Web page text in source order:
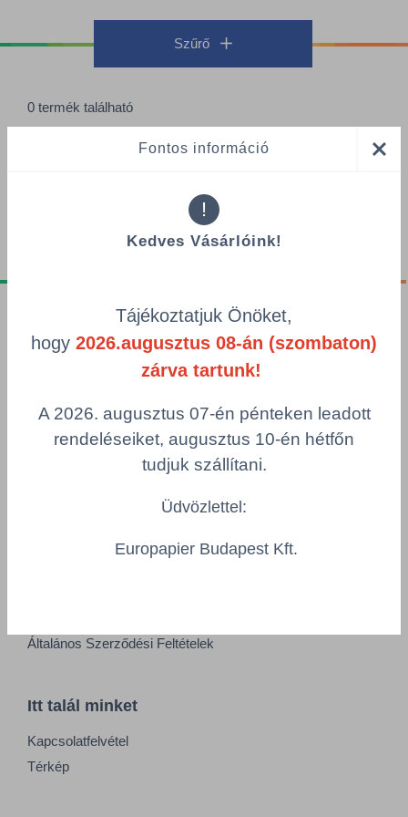
Szűrő
0 termék található
Tájékoztatók
Adatvédelmi nyilatkozat
Adatkezelési tájékoztató
Alapvető munkaügyi szabályok
Visszaélés-bejelentés
Információk
Általános Szerződési Feltételek
Itt talál minket
Kapcsolatfelvétel
Térkép
Fontos információ
!
Kedves Vásárlóink!
Tájékoztatjuk Önöket,
hogy 2026.augusztus 08-án (szombaton)
zárva tartunk!
A 2026. augusztus 07-én pénteken leadott
rendeléseiket, augusztus 10-én hétfőn
tudjuk szállítani.
Üdvözlettel:
Europapier Budapest Kft.